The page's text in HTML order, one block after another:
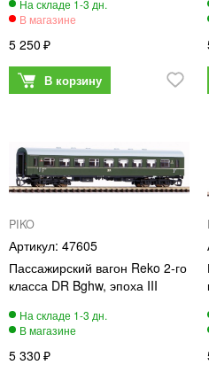
5 250
PIKO
47605
Пассажирский вагон Reko 2-го
класса DR Bghw, эпоха III
5 330